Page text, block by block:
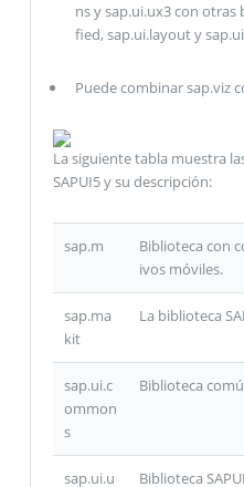
ns y sap.ui.ux3 con otras
fied, sap.ui.layout y
Puede combinar sap.viz
La siguiente tabla muestra
SAPUI5 y su descripción:
sap.m
Biblioteca con
ivos móviles.
sap.ma
kit
La biblioteca
sap.ui.c
ommon
s
Biblioteca
sap.ui.u Biblioteca